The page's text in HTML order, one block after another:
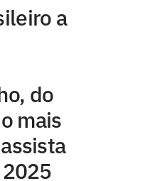
a
do
mais